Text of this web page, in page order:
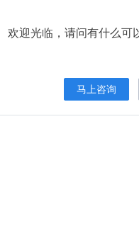
欢迎光临，请问有什么可
马上咨询